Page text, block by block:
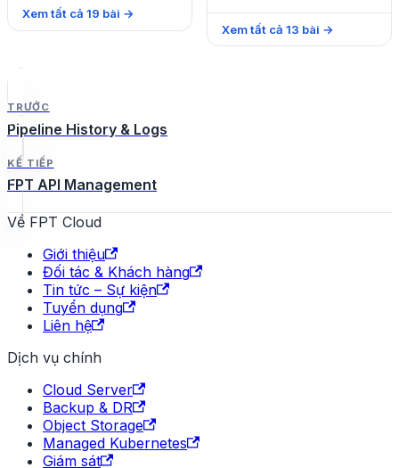
Xem tất cả 19 bài →
Xem tất cả 13 bài →
TRƯỚC
Pipeline History & Logs
KẾ TIẾP
FPT API Management
Về FPT Cloud
Giới thiệu
Đối tác & Khách hàng
Tin tức – Sự kiện
Tuyển dụng
Liên hệ
Dịch vụ chính
Cloud Server
Backup & DR
Object Storage
Managed Kubernetes
Giám sát